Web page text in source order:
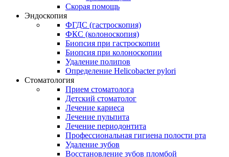
Скорая помощь
Эндоскопия
ФГДС (гастроскопия)
ФКС (колоноскопия)
Биопсия при гастроскопии
Биопсия при колоноскопии
Удаление полипов
Определение Helicobacter pylori
Стоматология
Прием стоматолога
Детский стоматолог
Лечение кариеса
Лечение пульпита
Лечение периодонтита
Профессиональная гигиена полости рта
Удаление зубов
Восстановление зубов пломбой